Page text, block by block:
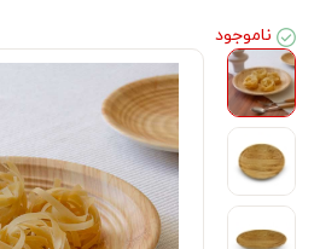
ناموجود